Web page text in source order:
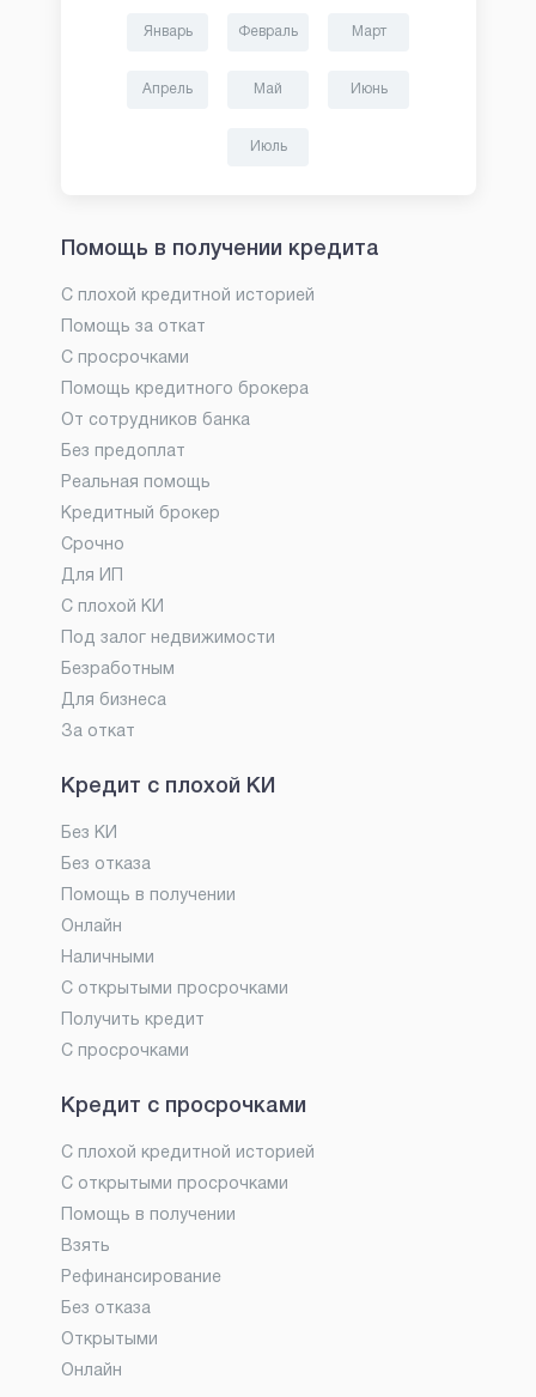
Январь Февраль Март
Апрель Май Июнь
Июль
Помощь в получении кредита
С плохой кредитной историей
Помощь за откат
С просрочками
Помощь кредитного брокера
От сотрудников банка
Без предоплат
Реальная помощь
Кредитный брокер
Срочно
Для ИП
С плохой КИ
Под залог недвижимости
Безработным
Для бизнеса
За откат
Кредит с плохой КИ
Без КИ
Без отказа
Помощь в получении
Онлайн
Наличными
С открытыми просрочками
Получить кредит
С просрочками
Кредит с просрочками
С плохой кредитной историей
С открытыми просрочками
Помощь в получении
Взять
Рефинансирование
Без отказа
Открытыми
Онлайн